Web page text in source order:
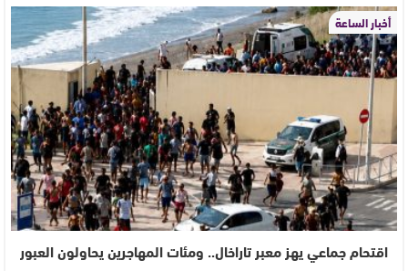
أخبار الساعة
اقتحام جماعي يهز معبر تاراخال.. ومئات المهاجرين يحاولون العبور